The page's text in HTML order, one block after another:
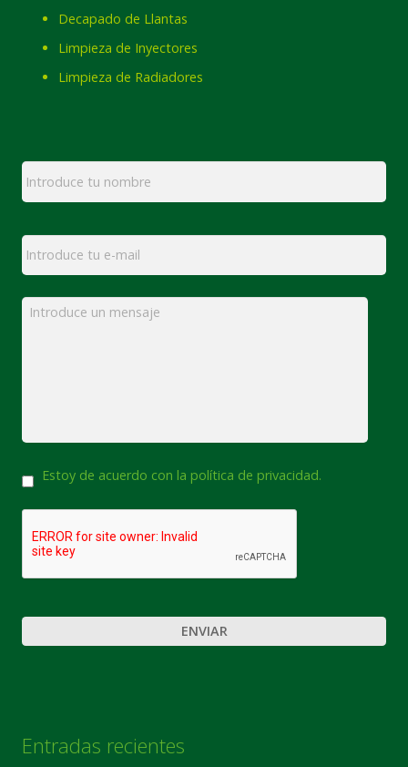
Decapado de Llantas
Limpieza de Inyectores
Limpieza de Radiadores
Nombre *
Email *
Mensaje
Consentimiento
Estoy de acuerdo con la política de privacidad.
Entradas recientes